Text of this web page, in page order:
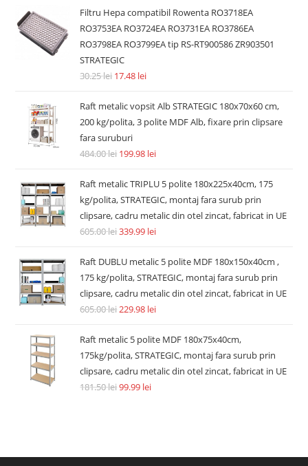
Filtru Hepa compatibil Rowenta RO3718EA
RO3753EA RO3724EA RO3731EA RO3786EA
RO3798EA RO3799EA tip RS-RT900586 ZR903501
STRATEGIC
30.25lei 17.48 lei
Raft metalic vopsit Alb STRATEGIC 180x70x60 cm,
200 kg/polita, 3 polite MDF Alb, fixare prin clipsare
fara suruburi
484.00lei 199.98 lei
Raft metalic TRIPLU 5 polite 180x225x40cm, 175
kg/polita, STRATEGIC, montaj fara surub prin
clipsare, cadru metalic din otel zincat, fabricat in UE
605.00lei339.99 lei
Raft DUBLU metalic 5 polite MDF 180x150x40cm ,
175 kg/polita, STRATEGIC, montaj fara surub prin
clipsare, cadru metalic din otel zincat, fabricat in UE
605.00lei 229.98 lei
Raft metalic 5 polite MDF 180x75x40cm,
175kg/polita, STRATEGIC, montaj fara surub prin
clipsare, cadru metalic din otel zincat, fabricat in UE
181.50lei99.99 lei